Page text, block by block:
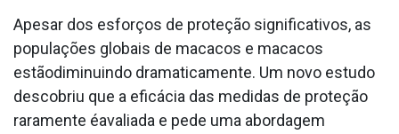
Apesar dos esforços de proteção significativos, as
populações globais de macacos e macacos
estãodiminuindo dramaticamente. Um novo estudo
descobriu que a eficácia das medidas de proteção
raramente éavaliada e pede uma abordagem